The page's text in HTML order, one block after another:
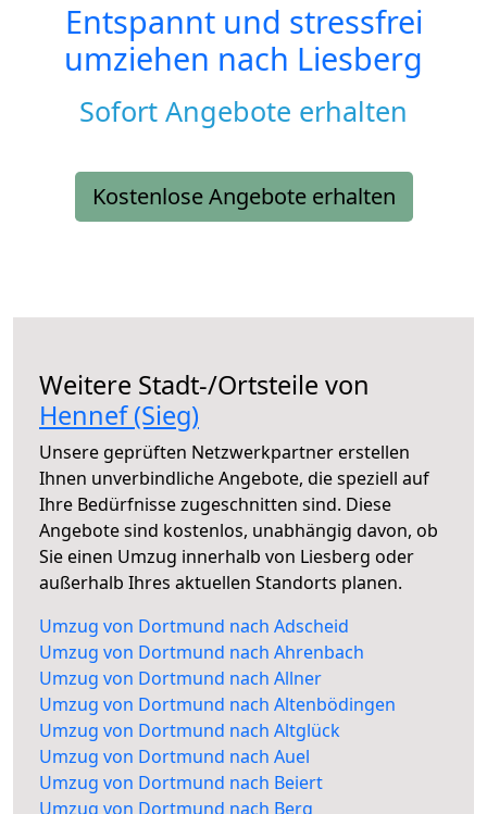
Entspannt und stressfrei
umziehen nach Liesberg
Sofort Angebote erhalten
Kostenlose Angebote erhalten
Weitere Stadt-/Ortsteile von
Hennef (Sieg)
Unsere geprüften Netzwerkpartner erstellen
Ihnen unverbindliche Angebote, die speziell auf
Ihre Bedürfnisse zugeschnitten sind. Diese
Angebote sind kostenlos, unabhängig davon, ob
Sie einen Umzug innerhalb von Liesberg oder
außerhalb Ihres aktuellen Standorts planen.
Umzug von Dortmund nach Adscheid
Umzug von Dortmund nach Ahrenbach
Umzug von Dortmund nach Allner
Umzug von Dortmund nach Altenbödingen
Umzug von Dortmund nach Altglück
Umzug von Dortmund nach Auel
Umzug von Dortmund nach Beiert
Umzug von Dortmund nach Berg